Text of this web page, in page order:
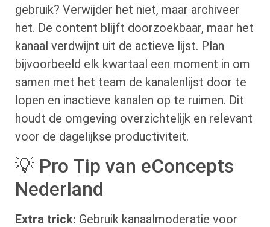
gebruik? Verwijder het niet, maar archiveer
het. De content blijft doorzoekbaar, maar het
kanaal verdwijnt uit de actieve lijst. Plan
bijvoorbeeld elk kwartaal een moment in om
samen met het team de kanalenlijst door te
lopen en inactieve kanalen op te ruimen. Dit
houdt de omgeving overzichtelijk en relevant
voor de dagelijkse productiviteit.
💡 Pro Tip van eConcepts
Nederland
Extra trick: Gebruik kanaalmoderatie voor